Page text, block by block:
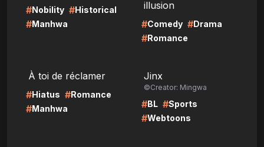
#Nobility #Historical
#Manhwa
illusion
#Comedy #Drama
#Romance
À toi de réclamer
#Hiatus #Romance
#Manhwa
Jinx
©Creator: Mingwa
#BL #Sports
#Webtoons